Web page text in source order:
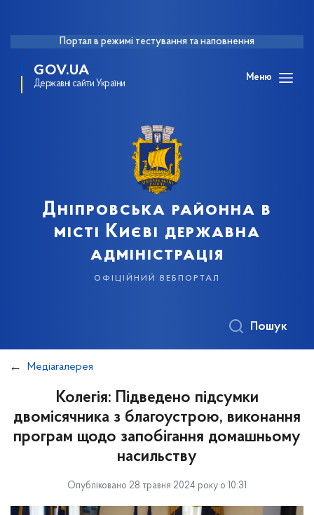
Портал в режимі тестування та наповнення
GOV.UA
Державні сайти України
Меню
Дніпровська районна в
місті Києві державна
адміністрація
офіційний вебпортал
Пошук
Медіагалерея
Колегія: Підведено підсумки
двомісячника з благоустрою, виконання
програм щодо запобігання домашньому
насильству
Опубліковано 28 травня 2024 року о 10:31